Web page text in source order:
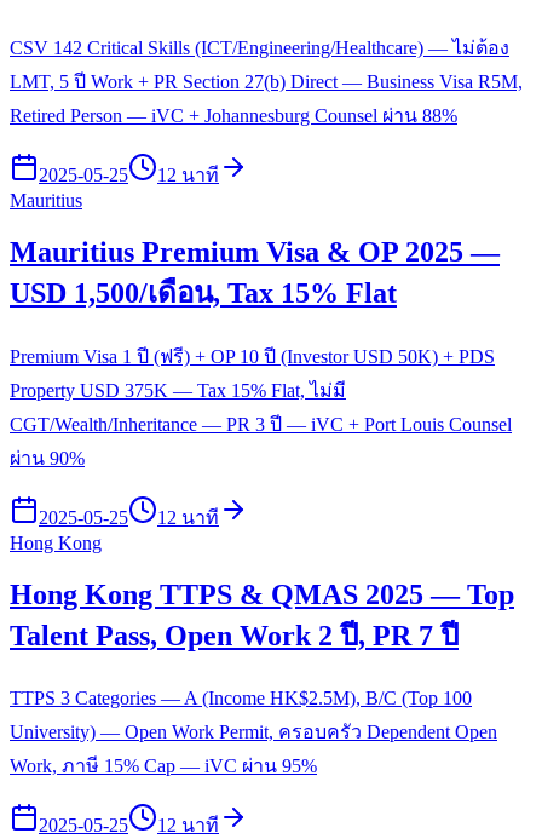
CSV 142 Critical Skills (ICT/Engineering/Healthcare) — ไม่ต้อง
LMT, 5 ปี Work + PR Section 27(b) Direct — Business Visa R5M,
Retired Person — iVC + Johannesburg Counsel ผ่าน 88%
2025-05-25
12 นาที
Mauritius
Mauritius Premium Visa & OP 2025 —
USD 1,500/เดือน, Tax 15% Flat
Premium Visa 1 ปี (ฟรี) + OP 10 ปี (Investor USD 50K) + PDS
Property USD 375K — Tax 15% Flat, ไม่มี
CGT/Wealth/Inheritance — PR 3 ปี — iVC + Port Louis Counsel
ผ่าน 90%
2025-05-25
12 นาที
Hong Kong
Hong Kong TTPS & QMAS 2025 — Top
Talent Pass, Open Work 2 ปี, PR 7 ปี
TTPS 3 Categories — A (Income HK$2.5M), B/C (Top 100
University) — Open Work Permit, ครอบครัว Dependent Open
Work, ภาษี 15% Cap — iVC ผ่าน 95%
2025-05-25
12 นาที